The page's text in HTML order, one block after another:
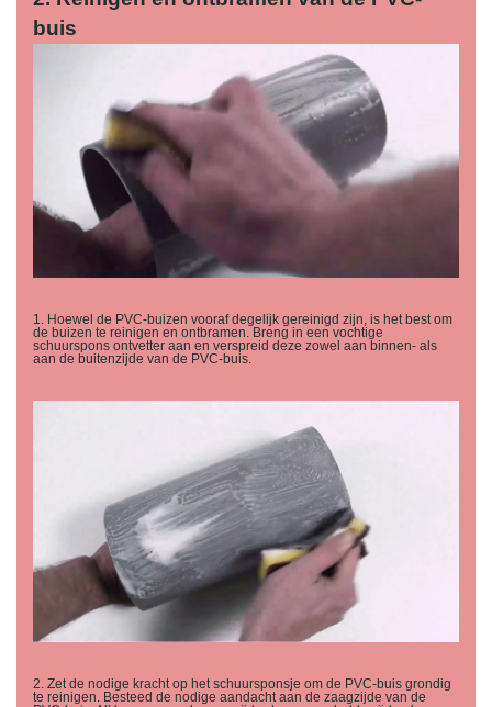
buis
1. Hoewel de PVC-buizen vooraf degelijk gereinigd zijn, is het best om
de buizen te reinigen en ontbramen. Breng in een vochtige
schuurspons ontvetter aan en verspreid deze zowel aan binnen- als
aan de buitenzijde van de PVC-buis.
2. Zet de nodige kracht op het schuursponsje om de PVC-buis grondig
te reinigen. Besteed de nodige aandacht aan de zaagzijde van de